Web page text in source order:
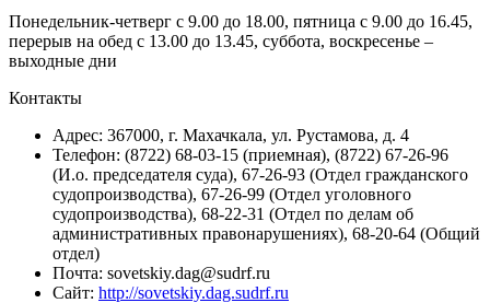
Понедельник-четверг с 9.00 до 18.00, пятница с 9.00 до 16.45,
перерыв на обед с 13.00 до 13.45, суббота, воскресенье –
выходные дни
Контакты
Адрес: 367000, г. Махачкала, ул. Рустамова, д. 4
Телефон: (8722) 68-03-15 (приемная), (8722) 67-26-96
(И.о. председателя суда), 67-26-93 (Отдел гражданского
судопроизводства), 67-26-99 (Отдел уголовного
судопроизводства), 68-22-31 (Отдел по делам об
административных правонарушениях), 68-20-64 (Общий
отдел)
Почта: sovetskiy.dag@sudrf.ru
Сайт: http://sovetskiy.dag.sudrf.ru